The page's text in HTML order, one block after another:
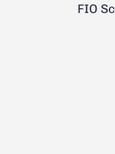
FIO